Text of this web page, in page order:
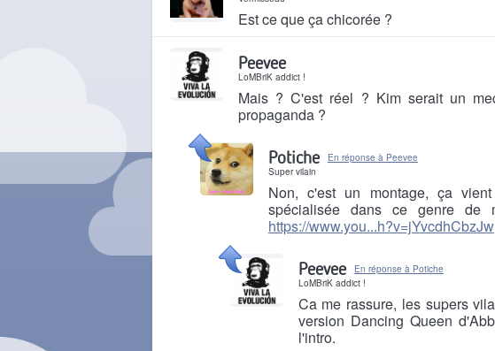
Est ce que ça chicorée ?
Peevee
LoMBriK addict !
Mais ? C'est réel ? Kim serait un
propaganda ?
Il y a 3 ans
Potiche
En réponse à Peevee
Super vilain
Non, c'est un montage, ça
spécialisée dans ce genre de
https://www.you...h?v=jYvcdhCbzJw
Il y a 3 ans
Peevee
En réponse à Potiche
LoMBriK addict !
Ca me rassure, les supers
version Dancing Queen
l'intro.